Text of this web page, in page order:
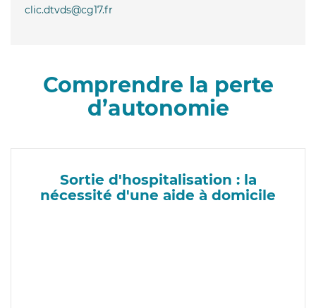
clic.dtvds@cg17.fr
Comprendre la perte
d’autonomie
Sortie d'hospitalisation : la
nécessité d'une aide à domicile